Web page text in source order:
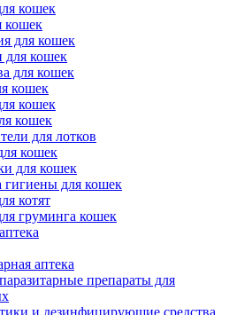
кошек
кошек
для кошек
кошек
для кошек
кошек
кошек
кошек
для лотков
кошек
для кошек
гигиены для кошек
котят
груминга кошек
аптека
препараты для
и дезинфицирующие средства